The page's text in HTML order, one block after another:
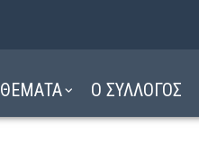
ΘΕΜΑΤΑ Ο ΣΥΛΛΟΓΟΣ